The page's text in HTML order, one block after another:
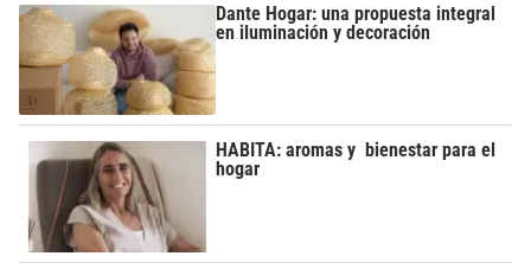
Dante Hogar: una propuesta integral
en iluminación y decoración
HABITA: aromas y bienestar para el
hogar